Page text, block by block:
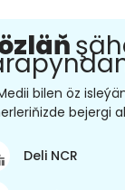
bilen öz
bejergi
Deli NCR